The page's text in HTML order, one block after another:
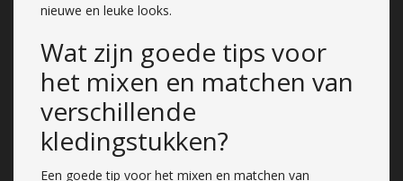
nieuwe en leuke looks.
Wat zijn goede tips voor
het mixen en matchen van
verschillende
kledingstukken?
Een goede tip voor het mixen en matchen van